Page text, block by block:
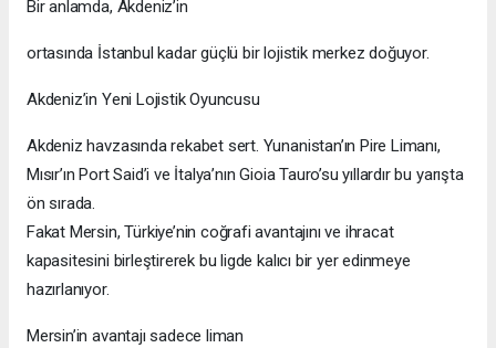
Bir anlamda, Akdeniz’in
ortasında İstanbul kadar güçlü bir lojistik merkez doğuyor.
Akdeniz’in Yeni Lojistik Oyuncusu
Akdeniz havzasında rekabet sert. Yunanistan’ın Pire Limanı,
Mısır’ın Port Said’i ve İtalya’nın Gioia Tauro’su yıllardır bu yarışta
ön sırada.
Fakat Mersin, Türkiye’nin coğrafi avantajını ve ihracat
kapasitesini birleştirerek bu ligde kalıcı bir yer edinmeye
hazırlanıyor.
Mersin’in avantajı sadece liman